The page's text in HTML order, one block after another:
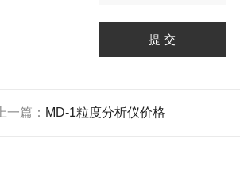
上一篇： MD-1粒度分析仪价格